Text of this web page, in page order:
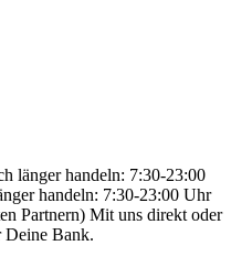
länger handeln: 7:30-23:00
handeln: 7:30-23:00 Uhr
Partnern) Mit uns direkt oder
Deine Bank.